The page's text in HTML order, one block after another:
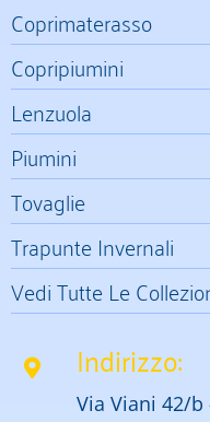
Coprimaterasso
Copripiumini
Lenzuola
Piumini
Tovaglie
Trapunte Invernali
Vedi Tutte Le
Indirizzo:
Via Viani 42/b